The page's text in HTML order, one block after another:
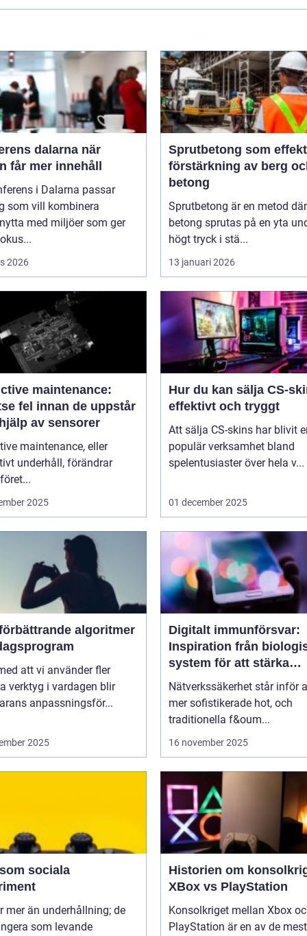
dalarna när
får mer innehåll
i Dalarna passar
som vill kombinera
med miljöer som ger
2026
Sprutbetong som
förstärkning av berg
betong
Sprutbetong är en metod där
betong sprutas på en yta
högt tryck i stä...
13 januari 2026
maintenance:
fel innan de uppstår
av sensorer
maintenance, eller
underhåll, förändrar
2025
Hur du kan sälja CS-
effektivt och tryggt
Att sälja CS-skins har blivit
populär verksamhet bland
spelentusiaster över hela v...
01 december 2025
algoritmer
att vi använder fler
verktyg i vardagen blir
anpassningsför...
2025
Digitalt immunförsvar:
Inspiration från
system för att stärka
nätverkssäkerhet
Nätverkssäkerhet står inför
mer sofistikerade hot, och
traditionella f&oum...
16 november 2025
sociala
mer än underhållning; de
som levande
Historien om
XBox vs PlayStation
Konsolkriget mellan Xbox
PlayStation är en av de mest